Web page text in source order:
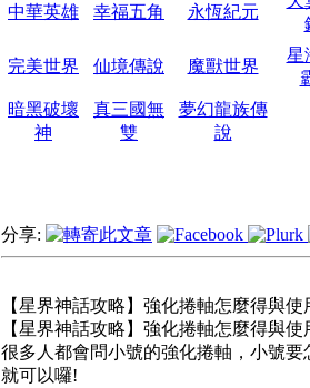
中華英雄 幸福五角 永恆紀元
完美世界 仙境傳說 魔獸世界
星
暗黑破壞
神
真三國無
雙
夢幻龍族傳
說
分享:
【星界神話攻略】強化捲軸怎麼得與使
【星界神話攻略】強化捲軸怎麼得與使
很多人都會問小號的強化捲軸，小號
就可以囉!